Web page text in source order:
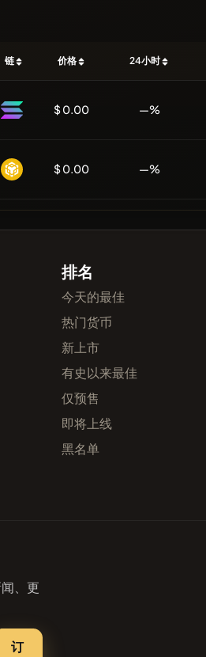
链 价格 24小时
$ 0.00 —%
$ 0.00 —%
排名
今天的最佳
热门货币
新上市
有史以来最佳
仅预售
即将上线
黑名单
、更
订